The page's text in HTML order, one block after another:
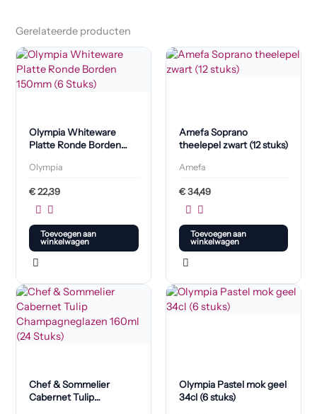
Gerelateerde producten
Olympia Whiteware
Platte Ronde Borden
Olympia
€22,39
Toevoegen aan
winkelwagen
Amefa Soprano
theelepel zwart (12 stuks)
Amefa
€34,49
Toevoegen aan
winkelwagen
Chef & Sommelier
Cabernet Tulip
Olympia Pastel mok geel
34cl (6 stuks)